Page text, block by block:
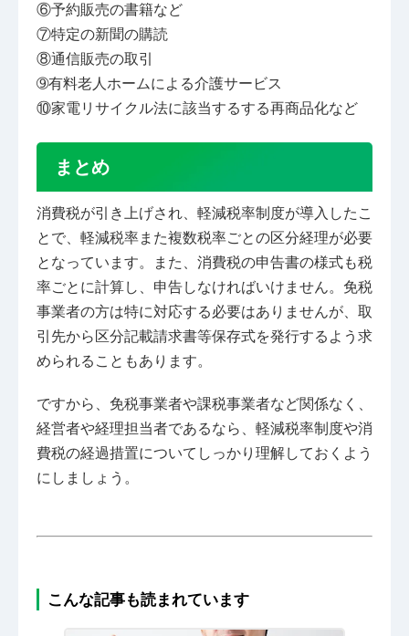
⑥予約販売の書籍など
⑦特定の新聞の購読
⑧通信販売の取引
➈有料老人ホームによる介護サービス
⑩家電リサイクル法に該当するする再商品化など
まとめ
消費税が引き上げされ、軽減税率制度が導入したこ
とで、軽減税率また複数税率ごとの区分経理が必要
となっています。また、消費税の申告書の様式も税
率ごとに計算し、申告しなければいけません。免税
事業者の方は特に対応する必要はありませんが、取
引先から区分記載請求書等保存式を発行するよう求
められることもあります。
ですから、免税事業者や課税事業者など関係なく、
経営者や経理担当者であるなら、軽減税率制度や消
費税の経過措置についてしっかり理解しておくよう
にしましょう。
こんな記事も読まれています